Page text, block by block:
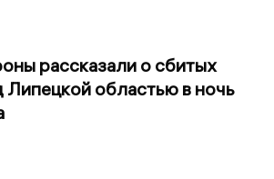
рассказали о сбитых
Липецкой областью в ночь